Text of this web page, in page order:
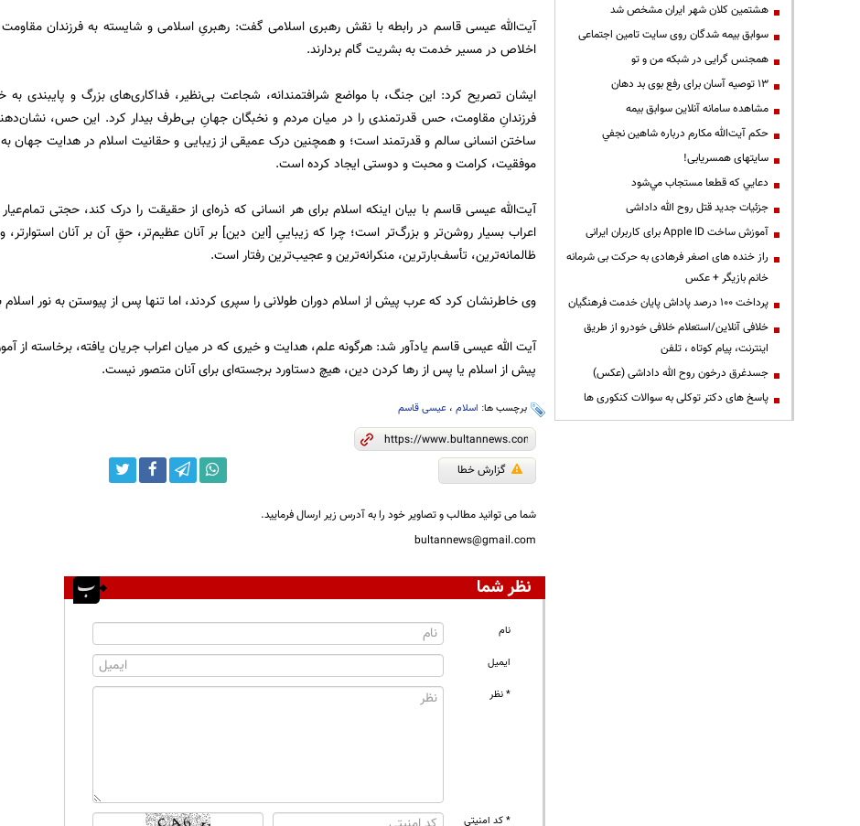
آیت‌الله عیسی قاسم در رابطه با نقش رهبری اسلامی گفت: رهبریِ اسلامی و شایسته به فرزندان مقاومت
اخلاص در مسیر خدمت به بشریت گام بردارند.
ایشان تصریح کرد: این جنگ، با مواضع شرافتمندانه، شجاعت بی‌نظیر، فداکاری‌های بزرگ و پایبندی
فرزندانِ مقاومت، حس قدرتمندی را در میان مردم و نخبگان جهانِ بی‌طرف بیدار کرد. این حس،
ساختن انسانی سالم و قدرتمند است؛ و همچنین درک عمیقی از زیبایی و حقانیت اسلام در هدایت
موفقیت، کرامت و محبت و دوستی ایجاد کرده است.
آیت‌الله عیسی قاسم با بیان اینکه اسلام برای هر انسانی که ذره‌ای از حقیقت را درک کند، حجتی
اعراب بسیار روشن‌تر و بزرگ‌تر است؛ چرا که زیباییِ [این دین] بر آنان عظیم‌تر، حقِ آن بر آنان
ظالمانه‌ترین، تأسف‌بارترین، منکرانه‌ترین و عجیب‌ترین رفتار است.
وی خاطرنشان کرد که عرب پیش از اسلام دوران طولانی را سپری کردند، اما تنها پس از پیوستن به نور
آیت الله عیسی قاسم یادآور شد: هرگونه علم، هدایت و خیری که در میان اعراب جریان یافته، برخاسته از
پیش از اسلام یا پس از رها کردن دین، هیچ دستاورد برجسته‌ای برای آنان متصور نیست.
برچسب ها: اسلام، عیسی قاسم
گزارش خطا
شما می توانید مطالب و تصاویر خود را به آدرس زیر ارسال فرمایید.
bultannews@gmail.com
نظر شما
نام
ایمیل
* نظر
* کد امنیتی
هشتمین کلان شهر ایران مشخص شد
سوابق بیمه شدگان روی سایت تامین اجتماعی
همجنس گرایی در شبکه من و تو
13 توصیه آسان برای رفع بوی بد دهان
مشاهده سامانه آنلاين سوابق بیمه
حكم آيت‌الله مكارم درباره شاهين نجفي
سایتهای همسریابی!
دعايي كه قطعا مستجاب مي‌شود
جزئیات جدید قتل روح الله داداشی
آموزش ساخت Apple ID برای کاربران ایرانی
راز خنده های اصغر فرهادی به حرکت بی شرمانه
خانم بازیگر + عکس
پرداخت ۱۰۰ درصد پاداش پایان خدمت فرهنگیان
خلافی آنلاین/استعلام خلافی خودرو از طریق
اینترنت، پیام کوتاه ، تلفن
جسدغرق درخون روح الله داداشی (عکس)
پاسخ های دکتر توکلی به سوالات کنکوری ها